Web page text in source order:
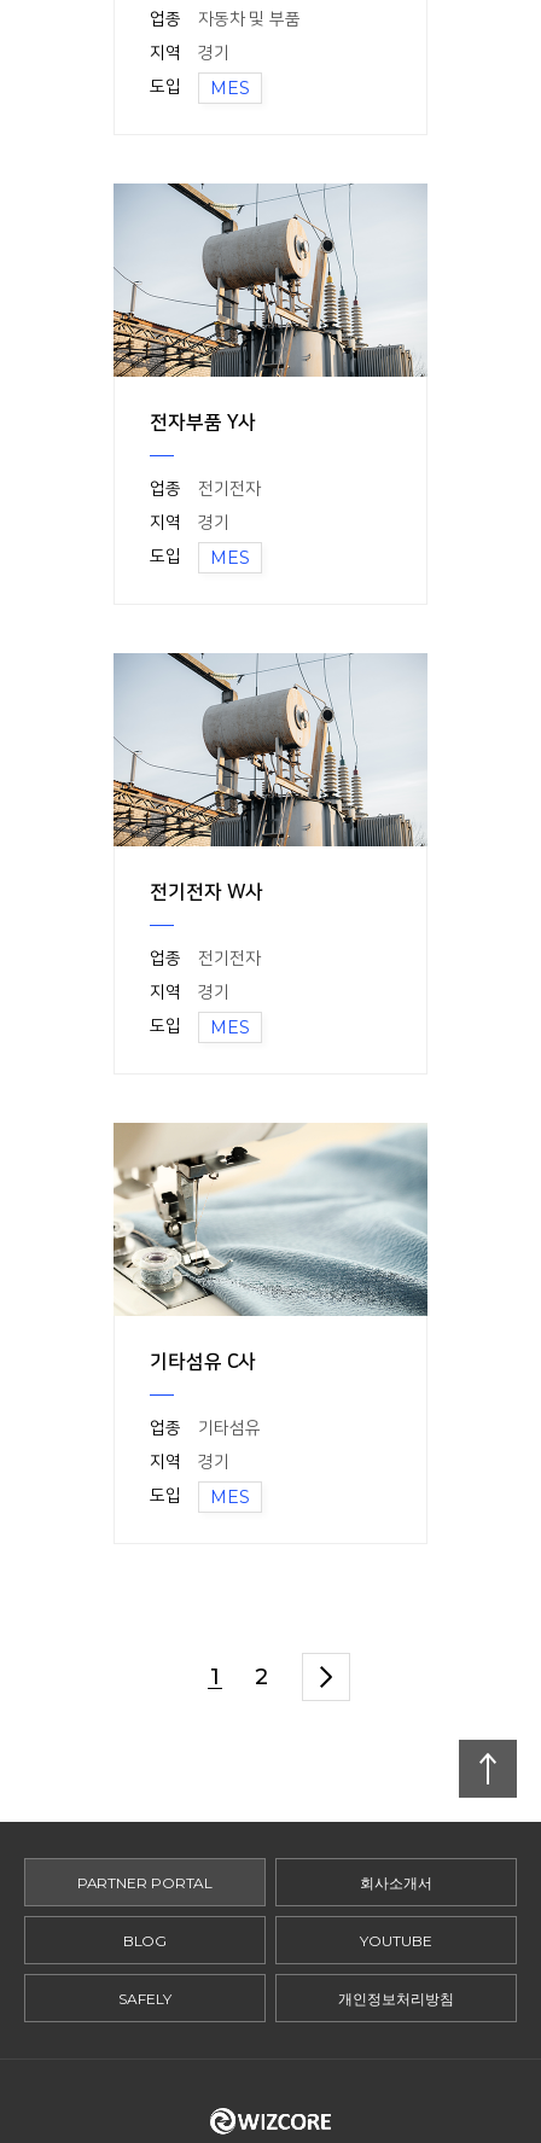
업종
자동차 및 부품
지역
경기
도입
MES
전자부품 Y사
업종
전기전자
지역
경기
도입
MES
전기전자 W사
업종
전기전자
지역
경기
도입
MES
기타섬유 C사
업종
기타섬유
지역
경기
도입
MES
1 2
PARTNER PORTAL 회사소개서
BLOG YOUTUBE
SAFELY 개인정보처리방침